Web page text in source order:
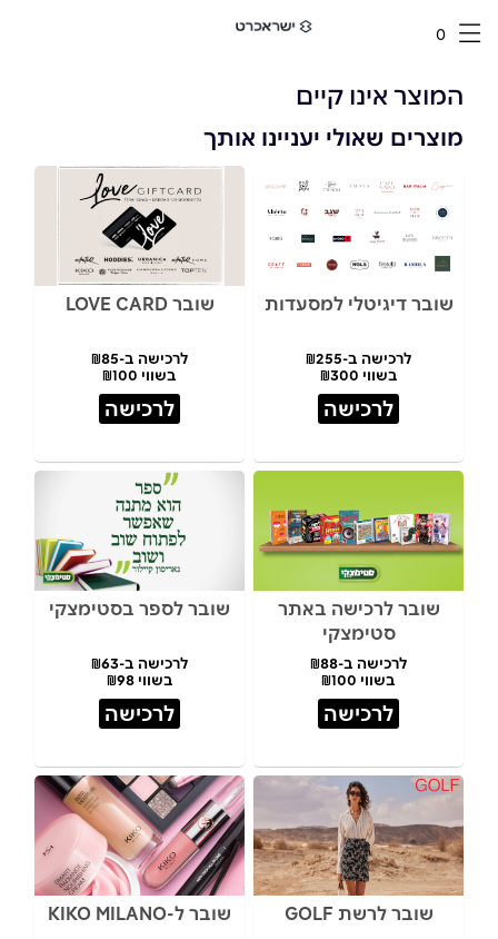
0
המוצר אינו קיים
מוצרים שאולי יעניינו אותך
שובר דיגיטלי למסעדות
לרכישה ב-₪255
בשווי ₪300
לרכישה
שובר LOVE CARD
לרכישה ב-₪85
בשווי ₪100
לרכישה
שובר לרכישה באתר
סטימצקי
לרכישה ב-₪88
בשווי ₪100
לרכישה
שובר לספר בסטימצקי
לרכישה ב-₪63
בשווי ₪98
לרכישה
שובר לרשת GOLF שובר ל-KIKO MILANO